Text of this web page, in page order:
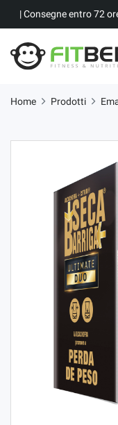
| Consegne entro 72
Home Prodotti